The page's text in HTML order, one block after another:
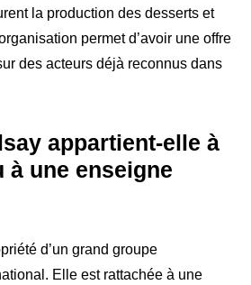
la production des desserts et
permet d’avoir une offre
des acteurs déjà reconnus dans
appartient-elle à
à une enseigne
d’un grand groupe
Elle est rattachée à une